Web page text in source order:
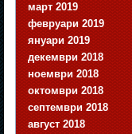
март 2019
февруари 2019
януари 2019
декември 2018
ноември 2018
октомври 2018
септември 2018
август 2018